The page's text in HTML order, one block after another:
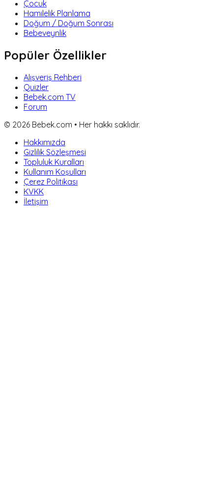
Çocuk
Hamilelik Planlama
Doğum / Doğum Sonrası
Bebeveynlik
Popüler Özellikler
Alışveriş Rehberi
Quizler
Bebek.com TV
Forum
© 2026 Bebek.com • Her hakkı saklıdır.
Hakkımızda
Gizlilik Sözleşmesi
Topluluk Kuralları
Kullanım Koşulları
Çerez Politikası
KVKK
İletişim